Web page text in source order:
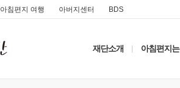
아침편지 여행 아버지센터 BDS
재단소개 아침편지는